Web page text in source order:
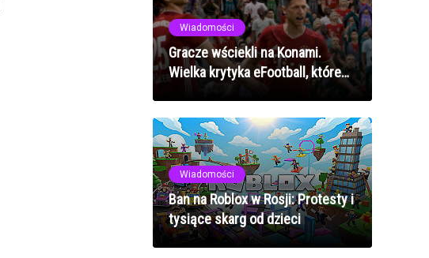
Wiadomości
Gracze wściekli na Konami.
Wielka krytyka eFootball, które
Wiadomości
Ban na Roblox w Rosji: Protesty i
tysiące skarg od dzieci